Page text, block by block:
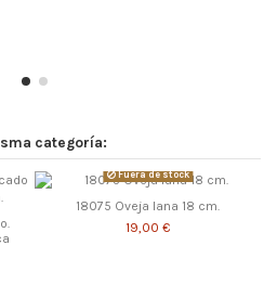
categoría:
Fuera de stock
18075 Oveja lana 18 cm.
19,00 €